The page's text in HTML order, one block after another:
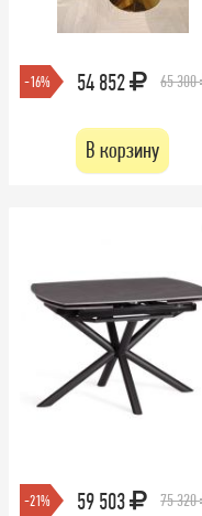
-16% 54 852 65 300
В корзину
-21% 59 503 75 320